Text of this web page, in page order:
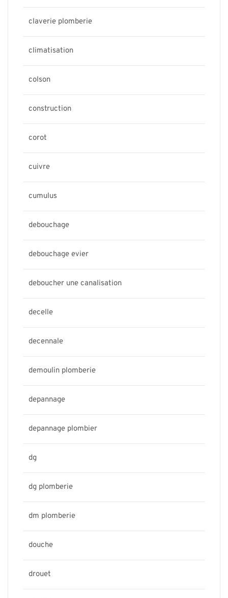
claverie plomberie
climatisation
colson
construction
corot
cuivre
cumulus
debouchage
debouchage evier
deboucher une canalisation
decelle
decennale
demoulin plomberie
depannage
depannage plombier
dg
dg plomberie
dm plomberie
douche
drouet